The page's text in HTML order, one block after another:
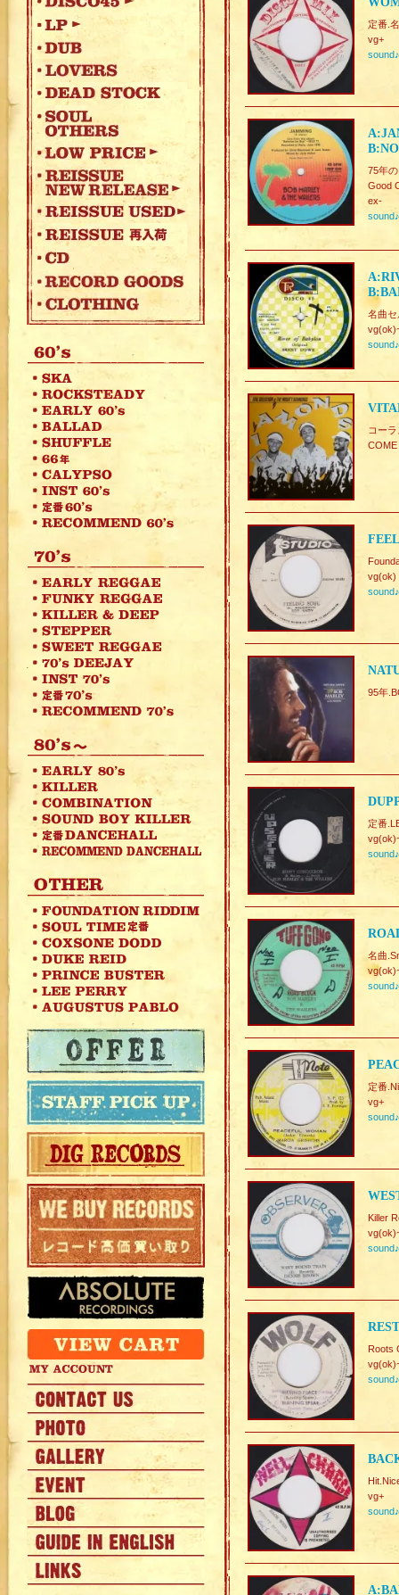
定番.
vg+
sound♪
75年
Good
ex-
sound♪
名曲
sound♪
コー
vg(ok)
sound♪
95年
定番
sound♪
名曲
sound♪
定番
vg+
sound♪
Killer
sound♪
Roots
sound♪
vg+
sound♪